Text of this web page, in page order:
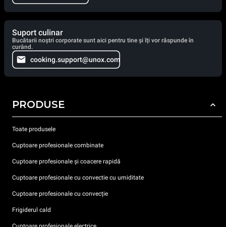
Suport culinar
Bucătarii noștri corporate sunt aici pentru tine și îți vor răspunde în
curând.
cooking.support@unox.com
PRODUSE
Toate produsele
Cuptoare profesionale combinate
Cuptoare profesionale și coacere rapidă
Cuptoare profesionale cu convectie cu umiditate
Cuptoare profesionale cu convecție
Frigiderul cald